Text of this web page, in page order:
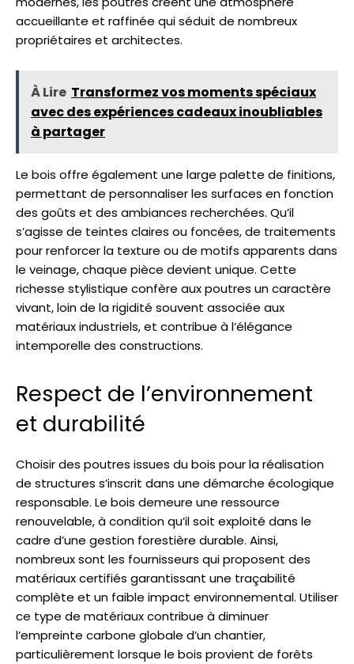
accueillante et raffinée qui séduit de nombreux
propriétaires et architectes.
À Lire Transformez vos moments spéciaux
avec des expériences cadeaux inoubliables
à partager
Le bois offre également une large palette de finitions,
permettant de personnaliser les surfaces en fonction
des goûts et des ambiances recherchées. Qu’il
s’agisse de teintes claires ou foncées, de traitements
pour renforcer la texture ou de motifs apparents dans
le veinage, chaque pièce devient unique. Cette
richesse stylistique confère aux poutres un caractère
vivant, loin de la rigidité souvent associée aux
matériaux industriels, et contribue à l’élégance
intemporelle des constructions.
Respect de l’environnement
et durabilité
Choisir des poutres issues du bois pour la réalisation
de structures s’inscrit dans une démarche écologique
responsable. Le bois demeure une ressource
renouvelable, à condition qu’il soit exploité dans le
cadre d’une gestion forestière durable. Ainsi,
nombreux sont les fournisseurs qui proposent des
matériaux certifiés garantissant une traçabilité
complète et un faible impact environnemental. Utiliser
ce type de matériaux contribue à diminuer
l’empreinte carbone globale d’un chantier,
particulièrement lorsque le bois provient de forêts